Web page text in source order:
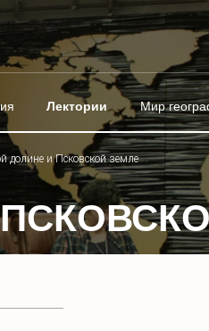
Лектории Мир
долине и Псковской земле